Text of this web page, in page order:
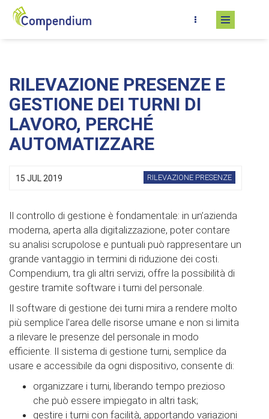
Skip to main content
RILEVAZIONE PRESENZE E
GESTIONE DEI TURNI DI
LAVORO, PERCHÉ
AUTOMATIZZARE
15 JUL 2019 RILEVAZIONE PRESENZE
Il controllo di gestione è fondamentale: in un’azienda
moderna, aperta alla digitalizzazione, poter contare
su analisi scrupolose e puntuali può rappresentare un
grande vantaggio in termini di riduzione dei costi.
Compendium, tra gli altri servizi, offre la possibilità di
gestire tramite software i turni del personale.
Il software di gestione dei turni mira a rendere molto
più semplice l'area delle risorse umane e non si limita
a rilevare le presenze del personale in modo
efficiente. Il sistema di gestione turni, semplice da
usare e accessibile da ogni dispositivo, consente di:
organizzare i turni, liberando tempo prezioso
che può essere impiegato in altri task;
gestire i turni con facilità, apportando variazioni